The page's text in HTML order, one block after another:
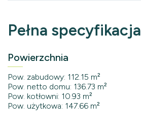
Pełna specyfikacja
Powierzchnia
Pow. zabudowy: 112.15 m²
Pow. netto domu: 136.73 m²
Pow. kotłowni: 10.93 m²
Pow. użytkowa: 147.66 m²